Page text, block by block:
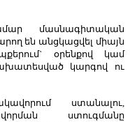
մասնագիտական
են անցկացվել միայն
օրենքով կամ
կարգով ու
ստանալու,
ստուգմանը